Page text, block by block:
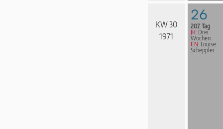
KW 30
1971
26
207. Tag
JK: Drei
Wochen
EN: Louise
Scheppler